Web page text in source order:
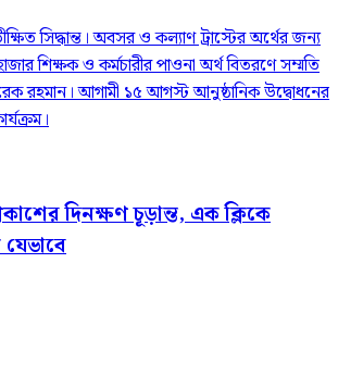
সিদ্ধান্ত। অবসর ও কল্যাণ ট্রাস্টের অর্থের জন্য
শিক্ষক ও কর্মচারীর পাওনা অর্থ বিতরণে সম্মতি
রহমান। আগামী ১৫ আগস্ট আনুষ্ঠানিক উদ্বোধনের
দিনক্ষণ চূড়ান্ত, এক ক্লিকে